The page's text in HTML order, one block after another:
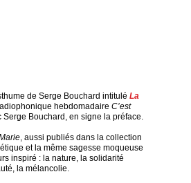
de Serge Bouchard intitulé La
hebdomadaire C’est
Bouchard, en signe la préface.
, aussi publiés dans la collection
et la même sagesse moqueuse
inspiré : la nature, la solidarité
la mélancolie.